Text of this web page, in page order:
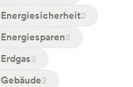
Energiesicherheit2
Energiesparen2
Erdgas2
Gebäude2